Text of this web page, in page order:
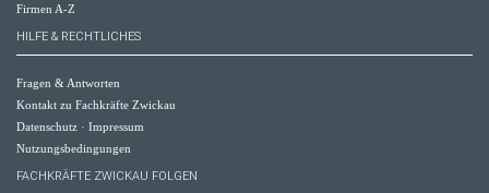
Firmen A-Z
HILFE & RECHTLICHES
Fragen & Antworten
Kontakt zu Fachkräfte Zwickau
Datenschutz · Impressum
Nutzungsbedingungen
FACHKRÄFTE ZWICKAU FOLGEN